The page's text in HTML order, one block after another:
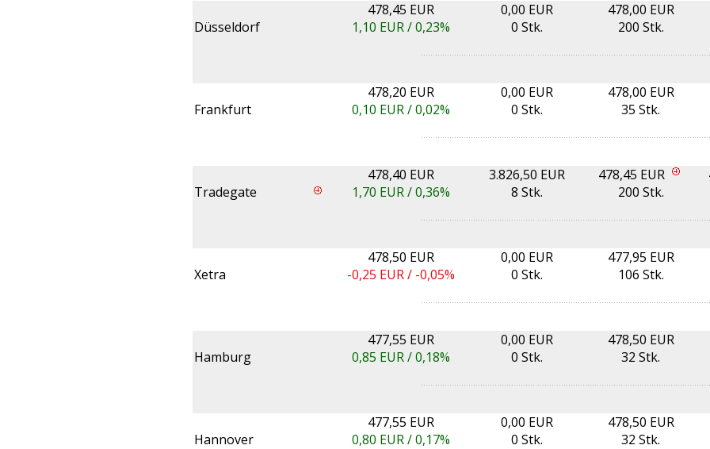
Düsseldorf
478,45 EUR
1,10 EUR /0,23%
0,00 EUR
0 Stk.
478,00 EUR
200 Stk.
Frankfurt
478,20 EUR
0,10 EUR /0,02%
0,00 EUR
0 Stk.
478,00 EUR
35 Stk.
Tradegate
478,40 EUR
1,70 EUR /0,36%
3.826,50 EUR
8 Stk.
478,45 EUR
200 Stk.
Xetra
478,50 EUR
-0,25 EUR / -0,05%
0,00 EUR
0 Stk.
477,95 EUR
106 Stk.
Hamburg
477,55 EUR
0,85 EUR /0,18%
0,00 EUR
0 Stk.
478,50 EUR
32 Stk.
Hannover
477,55 EUR
0,80 EUR /0,17%
0,00 EUR
0 Stk.
478,50 EUR
32 Stk.